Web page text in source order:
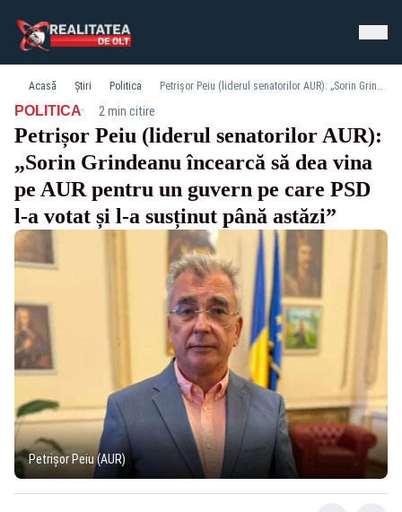
Acasă Știri Politica Petrișor Peiu (liderul senatorilor AUR): „Sorin Grindeanu încearcă să dea vina pe AUR pentru un guvern pe care PSD l-a votat și l-a susținut până astăzi”
POLITICA· 2 min citire
Petrișor Peiu (liderul senatorilor AUR):
„Sorin Grindeanu încearcă să dea vina
pe AUR pentru un guvern pe care PSD
l-a votat și l-a susținut până astăzi”
Petrișor Peiu (AUR)